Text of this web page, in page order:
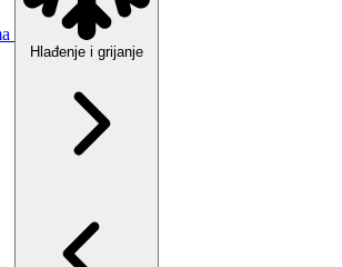
Hlađenje i grijanje